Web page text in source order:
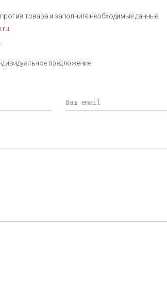
товара и заполните необходимые данные.
предложение.